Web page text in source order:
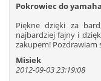
Pokrowiec do
Piękne dzięki za
najbardziej fajny i
zakupem! Pozdrawiam
Misiek
2012-09-03 23:19:08